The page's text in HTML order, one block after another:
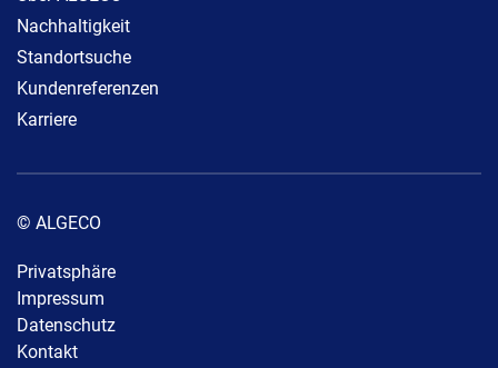
Nachhaltigkeit
Standortsuche
Kundenreferenzen
Karriere
© ALGECO
Privatsphäre
Impressum
Datenschutz
Kontakt